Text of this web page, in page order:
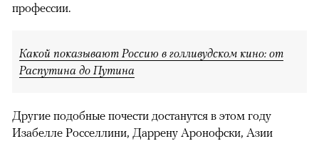
профессии.
Какой показывают Россию в голливудском кино: от
Распутина до Путина
Другие подобные почести достанутся в этом году
Изабелле Росселлини, Даррену Аронофски, Азии